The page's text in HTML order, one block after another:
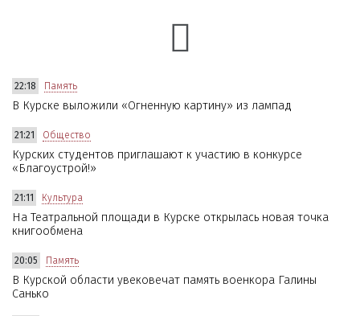
22:18 Память
В Курске выложили «Огненную картину» из лампад
21:21 Общество
Курских студентов приглашают к участию в конкурсе
«Благоустрой!»
21:11 Культура
На Театральной площади в Курске открылась новая точка
книгообмена
20:05 Память
В Курской области увековечат память военкора Галины
Санько